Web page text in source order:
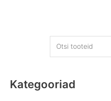
Kategooriad